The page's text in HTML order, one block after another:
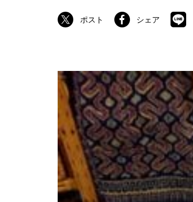
職人の技能・技巧
ATELIER MOKUBAの一枚板テーブル
ATELIER MOKUBAの一枚板×異素材
特別なダイニングチェア
一枚板用のテーブル脚
樹種紹介
コーディネート集
メンテナンス方法
ポスト シェア